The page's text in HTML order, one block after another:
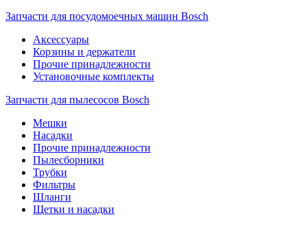
Запчасти для посудомоечных машин Bosch
Аксессуары
Корзины и держатели
Прочие принадлежности
Установочные комплекты
Запчасти для пылесосов Bosch
Мешки
Насадки
Прочие принадлежности
Пылесборники
Трубки
Фильтры
Шланги
Щетки и насадки